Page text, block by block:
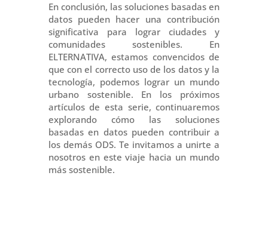
En conclusión, las soluciones basadas en
datos pueden hacer una contribución
significativa para lograr ciudades y
comunidades sostenibles. En
ELTERNATIVA, estamos convencidos de
que con el correcto uso de los datos y la
tecnología, podemos lograr un mundo
urbano sostenible. En los próximos
artículos de esta serie, continuaremos
explorando cómo las soluciones
basadas en datos pueden contribuir a
los demás ODS. Te invitamos a unirte a
nosotros en este viaje hacia un mundo
más sostenible.